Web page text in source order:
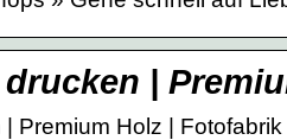
|
Premium Holz | Fotofabrik